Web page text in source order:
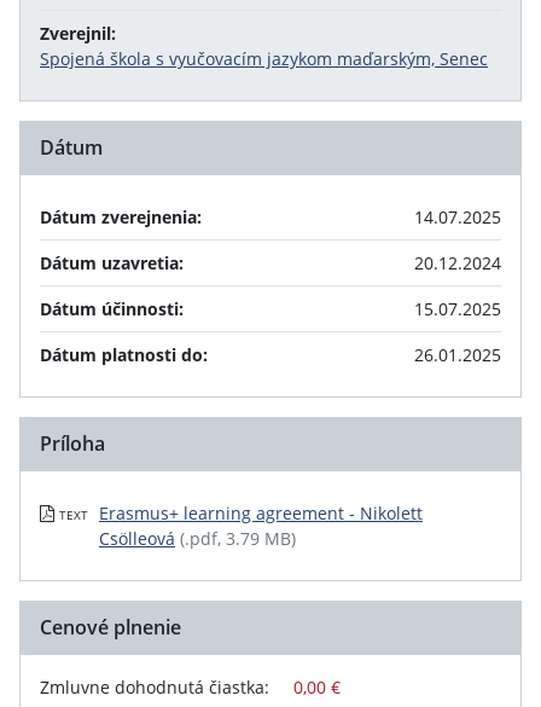
Zverejnil:
Spojená škola s vyučovacím jazykom maďarským, Senec
Dátum
Dátum zverejnenia:
14.07.2025
Dátum uzavretia:
20.12.2024
Dátum účinnosti:
15.07.2025
Dátum platnosti do:
26.01.2025
Príloha
TEXT
Erasmus+ learning agreement - Nikolett
Csölleová (.pdf, 3.79 MB)
Cenové plnenie
Zmluvne dohodnutá čiastka: 0,00 €